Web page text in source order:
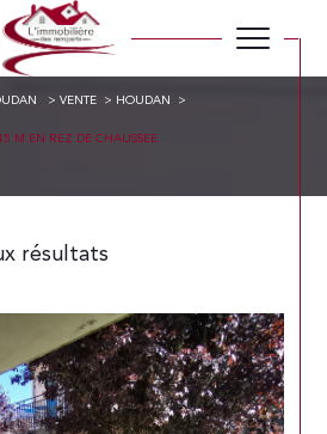
VENTE
HOUDAN
M EN REZ DE CHAUSSEE
résultats